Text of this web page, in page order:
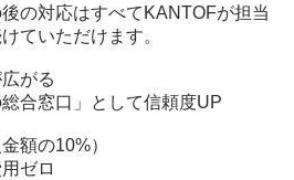
の対応はすべてKANTOFが担当
ていただけます。
がる
合窓口」として信頼度UP
額の10%）
ゼロ